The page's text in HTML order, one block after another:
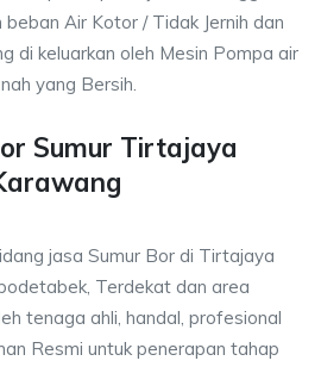
Air Kotor / Tidak Jernih dan
di keluarkan oleh Mesin Pompa air
yang Bersih.
Sumur Tirtajaya
jasa Sumur Bor di Tirtajaya
Terdekat dan area
tenaga ahli, handal, profesional
Resmi untuk penerapan tahap